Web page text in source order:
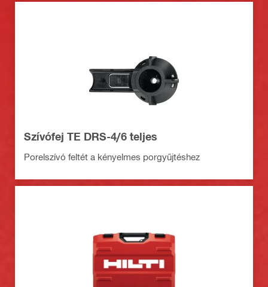
Szívófej TE DRS-4/6 teljes
Porelszívó feltét a kényelmes porgyűjtéshez